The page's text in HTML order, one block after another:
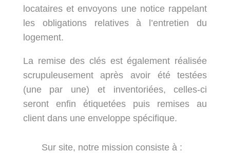
locataires et envoyons une notice rappelant
les obligations relatives à l’entretien du
logement.
La remise des clés est également réalisée
scrupuleusement après avoir été testées
(une par une) et inventoriées, celles-ci
seront enfin étiquetées puis remises au
client dans une enveloppe spécifique.
Sur site, notre mission consiste à :